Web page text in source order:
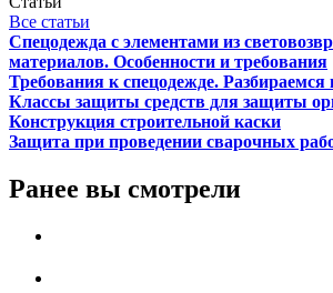
Все статьи
Спецодежда с элементами из
материалов. Особенности и требования
Требования к спецодежде.
Классы защиты средств для защиты
Конструкция строительной каски
Защита при проведении сварочных
Ранее вы смотрели